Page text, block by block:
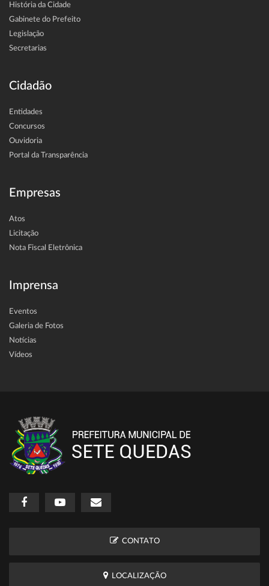
História da Cidade
Gabinete do Prefeito
Legislação
Secretarias
Cidadão
Entidades
Concursos
Ouvidoria
Portal da Transparência
Empresas
Atos
Licitação
Nota Fiscal Eletrônica
Imprensa
Eventos
Galeria de Fotos
Notícias
Vídeos
CONTATO
LOCALIZAÇÃO